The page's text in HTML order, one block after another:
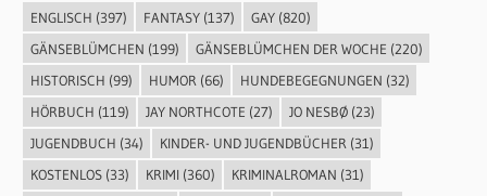
ENGLISCH (397) FANTASY(137) GAY(820)
GÄNSEBLÜMCHEN (199) GÄNSEBLÜMCHEN DER WOCHE (220)
HISTORISCH (99) HUMOR (66) HUNDEBEGEGNUNGEN (32)
HÖRBUCH (119) JAY NORTHCOTE (27) JO NESBØ(23)
JUGENDBUCH (34) KINDER- UND JUGENDBÜCHER(31)
KOSTENLOS(33) KRIMI(360) KRIMINALROMAN (31)